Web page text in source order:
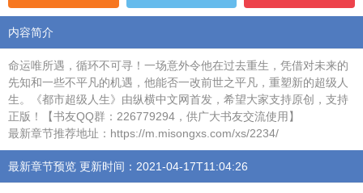
内容简介
命运唯所遇，循环不可寻！一场意外令他在过去重生，凭借对未来的
先知和一些不平凡的机遇，他能否一改前世之平凡，重塑新的超级人
生。《都市超级人生》由纵横中文网首发，希望大家支持原创，支持
正版！【书友QQ群：226779294，供广大书友交流使用】
最新章节推荐地址：https://m.misongxs.com/xs/2234/
最新章节预览 更新时间：2021-04-17T11:04:26